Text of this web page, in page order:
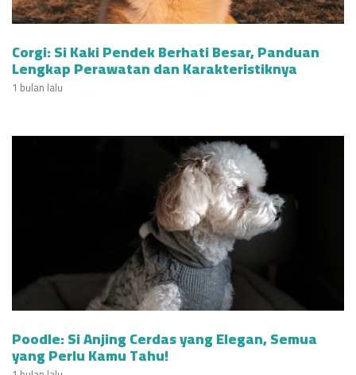
Corgi: Si Kaki Pendek Berhati Besar, Panduan
Lengkap Perawatan dan Karakteristiknya
1 bulan lalu
Poodle: Si Anjing Cerdas yang Elegan, Semua
yang Perlu Kamu Tahu!